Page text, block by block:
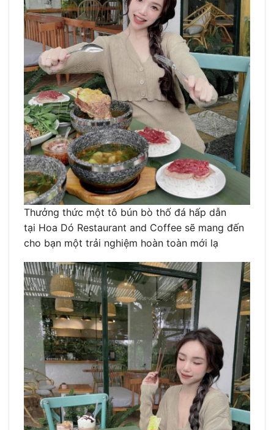
Thưởng thức một tô bún bò thố đá hấp dẫn
tại Hoa Dó Restaurant and Coffee sẽ mang đến
cho bạn một trải nghiệm hoàn toàn mới lạ